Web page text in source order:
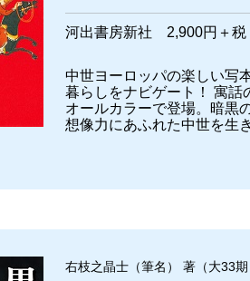
河出書房新社 2,900円＋
中世ヨーロッパの楽しい写
暮らしをナビゲート！ 寓話
オールカラーで登場。暗黒
想像力にあふれた中世を生
右枝之晶士（筆名） 著（大33